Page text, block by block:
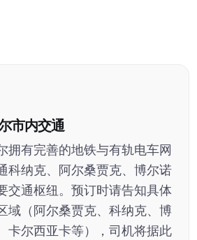
市内交通
拥有完善的地铁与有轨电车网
科纳克、阿尔桑贾克、博尔诺
交通枢纽。预订时请告知具体
域（阿尔桑贾克、科纳克、博
卡尔西亚卡等），司机将据此